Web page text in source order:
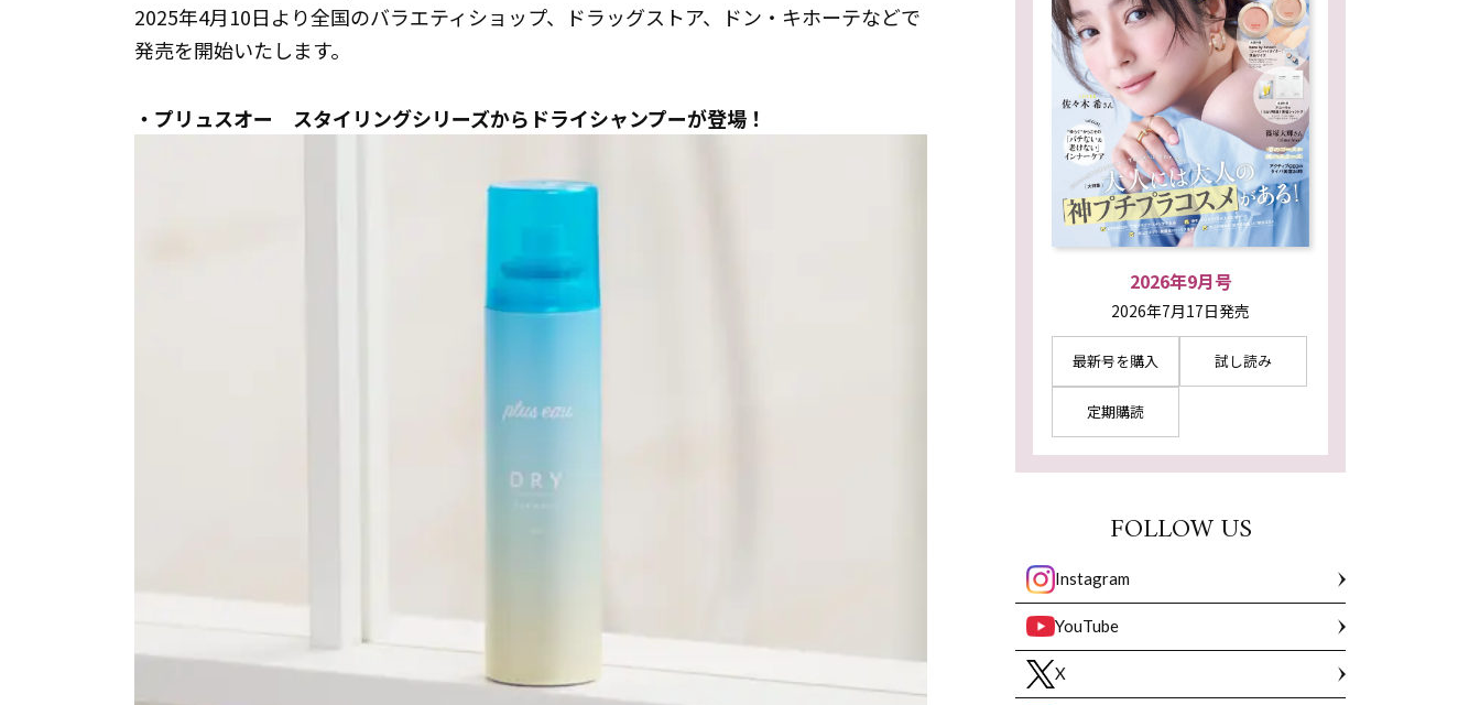
2025年4月10日より全国のバラエティショップ、ドラッグストア、ドン・キホーテなどで
発売を開始いたします。
・プリュスオー スタイリングシリーズからドライシャンプーが登場！
2026年9月号
2026年7月17日発売
最新号を購入 試し読み
定期購読
FOLLOW US
Instagram
YouTube
X